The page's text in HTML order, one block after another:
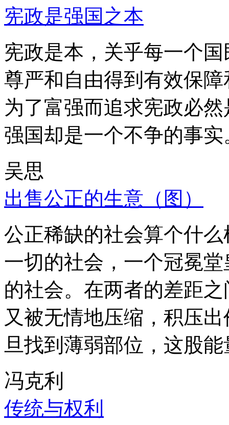
宪政是强国之本
宪政是本，关乎每一个
尊严和自由得到有效保
为了富强而追求宪政必
强国却是一个不争的事实
吴思
出售公正的生意（图）
公正稀缺的社会算个什
一切的社会，一个冠冕
的社会。在两者的差距
又被无情地压缩，积压
旦找到薄弱部位，这股
冯克利
传统与权利